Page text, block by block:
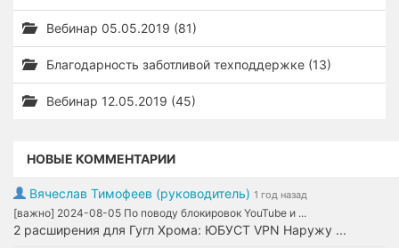
Вебинар 05.05.2019 (81)
Благодарность заботливой техподдержке (13)
Вебинар 12.05.2019 (45)
НОВЫЕ КОММЕНТАРИИ
Вячеслав Тимофеев (руководитель) 1 год назад
[важно] 2024-08-05 По поводу блокировок YouTube и ...
2 расширения для Гугл Хрома: ЮБУСТ VPN Наружу ...